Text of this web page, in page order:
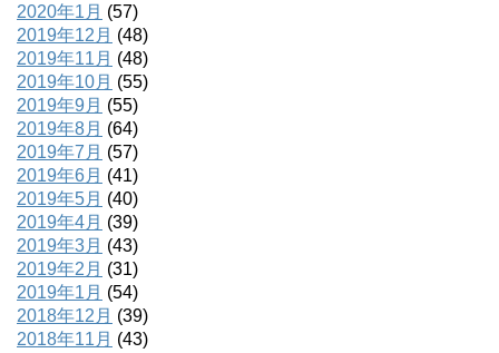
2020年1月 (57)
2019年12月 (48)
2019年11月 (48)
2019年10月 (55)
2019年9月 (55)
2019年8月 (64)
2019年7月 (57)
2019年6月 (41)
2019年5月 (40)
2019年4月 (39)
2019年3月 (43)
2019年2月 (31)
2019年1月 (54)
2018年12月 (39)
2018年11月 (43)